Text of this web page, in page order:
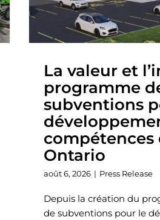
La valeur et
programme
subventions
compétences
Ontario
août 6, 2026 | Press Release
Depuis la création du
de subventions pour le